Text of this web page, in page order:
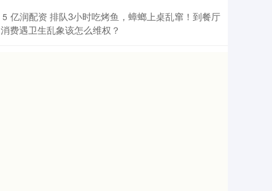
5 ​亿润配资 排队3小时吃烤鱼，蟑螂上桌乱窜！到餐厅
消费遇卫生乱象该怎么维权？